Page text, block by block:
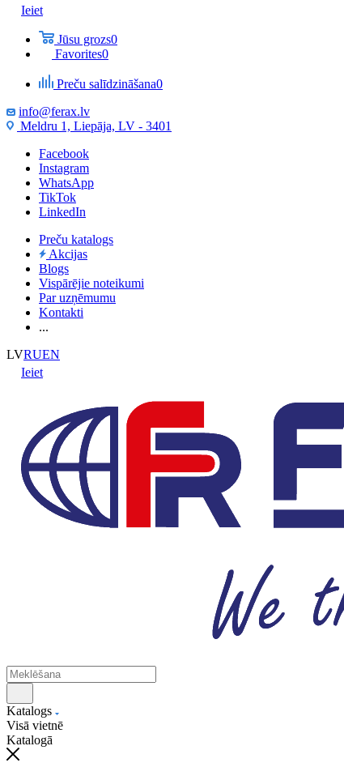
Ieiet
Jūsu grozs0
Favorites0
Preču salīdzināšana0
info@ferax.lv
Meldru 1, Liepāja, LV - 3401
Facebook
Instagram
WhatsApp
TikTok
LinkedIn
Preču katalogs
Akcijas
Blogs
Vispārējie noteikumi
Par uzņēmumu
Kontakti
...
LVRUEN
Ieiet
Katalogs
Visā vietnē
Katalogā